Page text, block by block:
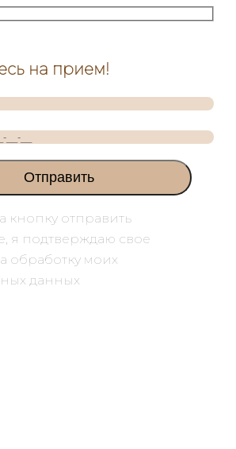
на прием!
кнопку отправить
я подтверждаю свое
обработку моих
данных